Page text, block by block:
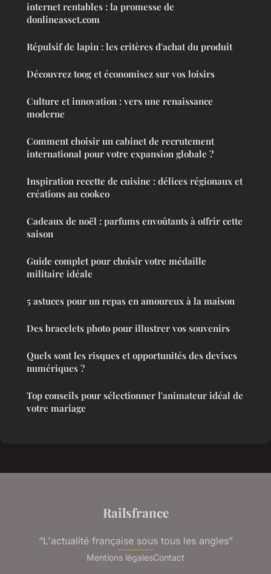
internet rentables : la promesse de
donlineasset.com
Répulsif de lapin : les critères d'achat du produit
Découvrez toog et économisez sur vos loisirs
Culture et innovation : vers une renaissance
moderne
Comment choisir un cabinet de recrutement
international pour votre expansion globale ?
Inspiration recette de cuisine : délices régionaux et
créations au cookeo
Cadeaux de noël : parfums envoûtants à offrir cette
saison
Guide complet pour choisir votre médaille
militaire idéale
5 astuces pour un repas en amoureux à la maison
Des bracelets photo pour illustrer vos souvenirs
Quels sont les risques et opportunités des devises
numériques ?
Top conseils pour sélectionner l'animateur idéal de
votre mariage
Railsfrance
“L'actualité française sous tous les angles”
Mentions légalesContact